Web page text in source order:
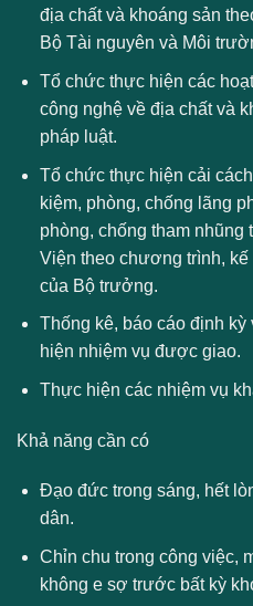
địa chất và khoáng sản
Bộ Tài nguyên và Môi
Tổ chức thực hiện các
công nghệ về địa chất và
pháp luật.
Tổ chức thực hiện cải
kiệm, phòng, chống lãng
phòng, chống tham nhũng
Viện theo chương trình,
của Bộ trưởng.
Thống kê, báo cáo định
hiện nhiệm vụ được giao.
Thực hiện các nhiệm vụ
Khả năng cần có
Đạo đức trong sáng, hết
dân.
Chỉn chu trong công việc,
không e sợ trước bất kỳ